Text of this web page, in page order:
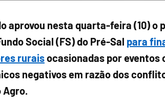
aprovou nesta quarta-feira (10)
Social (FS) do Pré-Sal para
ruraisocasionadas por
negativos em razão dos
Agro.